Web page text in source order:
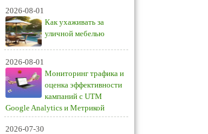
2026-08-01
Как ухаживать за
уличной мебелью
2026-08-01
Мониторинг трафика и
оценка эффективности
кампаний с UTM
Google Analytics и Метрикой
2026-07-30